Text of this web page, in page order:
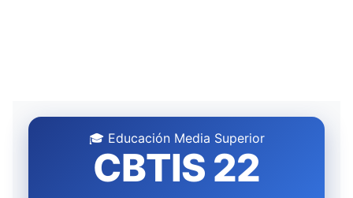
🎓 Educación Media Superior
CBTIS 22